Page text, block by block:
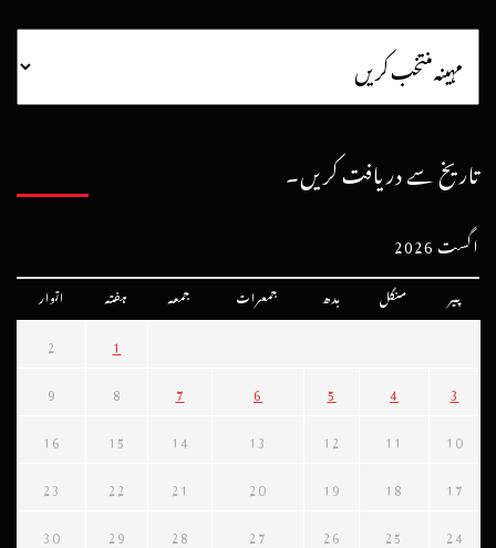
تاریخ سے دریافت کریں۔
اگست 2026
پیر منگل بدھ جمعرات جمعہ ہفتہ اتوار
1
2
3
4
5
6
7
8
9
10
11
12
13
14
15
16
17
18
19
20
21
22
23
24
25
26
27
28
29
30